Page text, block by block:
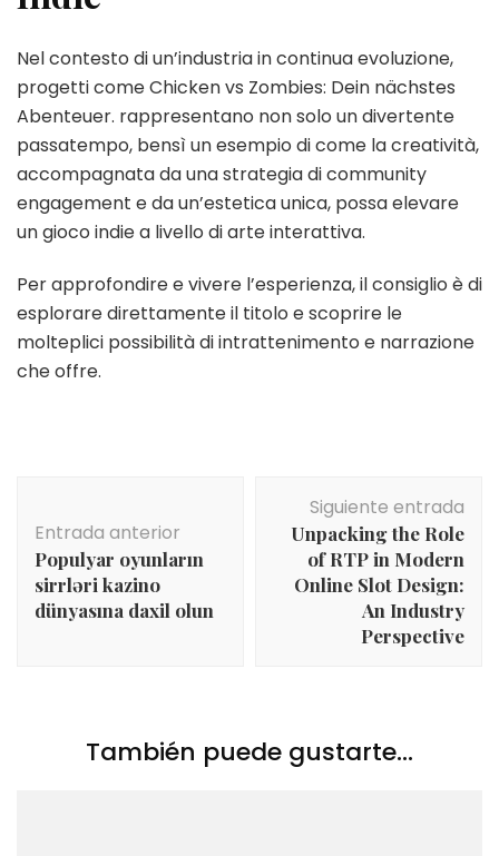
Nel contesto di un’industria in continua evoluzione,
progetti come Chicken vs Zombies: Dein nächstes
Abenteuer. rappresentano non solo un divertente
passatempo, bensì un esempio di come la creatività,
accompagnata da una strategia di community
engagement e da un’estetica unica, possa elevare
un gioco indie a livello di arte interattiva.
Per approfondire e vivere l’esperienza, il consiglio è di
esplorare direttamente il titolo e scoprire le
molteplici possibilità di intrattenimento e narrazione
che offre.
de
entradas
Entrada anterior
Populyar oyunların
sirrləri kazino
dünyasına daxil olun
Siguiente entrada
Unpacking the Role
of RTP in Modern
Online Slot Design:
An Industry
Perspective
También puede gustarte...